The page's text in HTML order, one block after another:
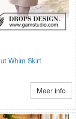
Whim Skirt
Meer info